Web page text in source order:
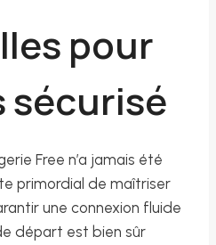
pour
sécurisé
Free n’a jamais été
primordial de maîtriser
une connexion fluide
départ est bien sûr